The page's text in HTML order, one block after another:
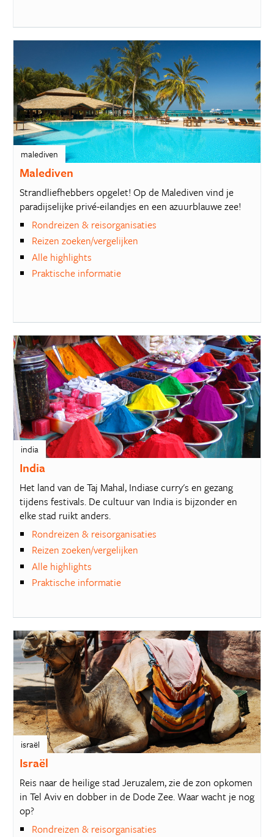
malediven
Malediven
Strandliefhebbers opgelet! Op de Malediven vind je
paradijselijke privé-eilandjes en een azuurblauwe zee!
Rondreizen & reisorganisaties
Reizen zoeken/vergelijken
Alle highlights
Praktische informatie
india
India
Het land van de Taj Mahal, Indiase curry's en gezang
tijdens festivals. De cultuur van India is bijzonder en
elke stad ruikt anders.
Rondreizen & reisorganisaties
Reizen zoeken/vergelijken
Alle highlights
Praktische informatie
israël
Israël
Reis naar de heilige stad Jeruzalem, zie de zon opkomen
in Tel Aviv en dobber in de Dode Zee. Waar wacht je nog
op?
Rondreizen & reisorganisaties